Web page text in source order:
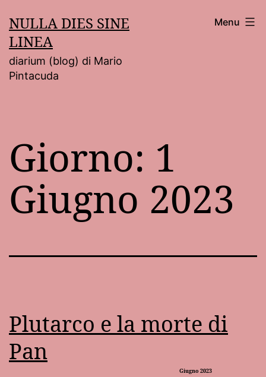
al
contenuto
NULLA DIES SINE
LINEA
diarium (blog) di Mario
Pintacuda
Menu
Giorno: 1
Giugno 2023
Plutarco e la morte di
Pan
Giugno 2023